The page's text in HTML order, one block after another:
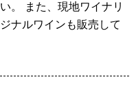
。 また、現地ワイナリ
ナルワインも販売して